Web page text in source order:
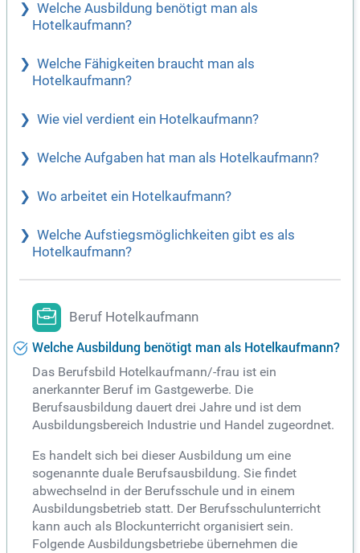
Welche Ausbildung benötigt man als
Hotelkaufmann?
Welche Fähigkeiten braucht man als
Hotelkaufmann?
Wie viel verdient ein Hotelkaufmann?
Welche Aufgaben hat man als Hotelkaufmann?
Wo arbeitet ein Hotelkaufmann?
Welche Aufstiegsmöglichkeiten gibt es als
Hotelkaufmann?
Beruf Hotelkaufmann
Welche Ausbildung benötigt man als Hotelkaufmann?
Das Berufsbild Hotelkaufmann/-frau ist ein
anerkannter Beruf im Gastgewerbe. Die
Berufsausbildung dauert drei Jahre und ist dem
Ausbildungsbereich Industrie und Handel zugeordnet.
Es handelt sich bei dieser Ausbildung um eine
sogenannte duale Berufsausbildung. Sie findet
abwechselnd in der Berufsschule und in einem
Ausbildungsbetrieb statt. Der Berufsschulunterricht
kann auch als Blockunterricht organisiert sein.
Folgende Ausbildungsbetriebe übernehmen die